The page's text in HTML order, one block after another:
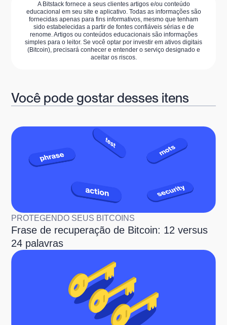
A Bitstack fornece a seus clientes artigos e/ou conteúdo
educacional em seu site e aplicativo. Todas as informações são
fornecidas apenas para fins informativos, mesmo que tenham
sido estabelecidas a partir de fontes confiáveis sérias e de
renome. Artigos ou conteúdos educacionais são informações
simples para o leitor. Se você optar por investir em ativos digitais
(Bitcoin), precisará conhecer e entender o serviço designado e
aceitar os riscos.
Você pode gostar desses itens
PROTEGENDO SEUS BITCOINS
Frase de recuperação de Bitcoin: 12 versus
24 palavras